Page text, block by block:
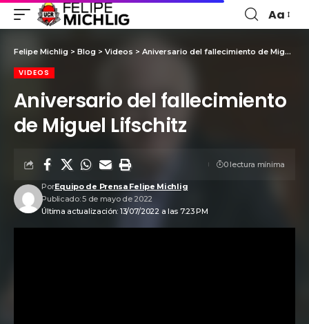
Aa
Felipe Michlig > Blog > Videos > Aniversario del fallecimiento de Miguel Lifschitz
VIDEOS
Aniversario del fallecimiento
de Miguel Lifschitz
Última actualización: 13/07/2022 a las 7:23 PM
PorEquipo de Prensa Felipe Michlig
Publicado: 5 de mayo de 2022
0 lectura mínima